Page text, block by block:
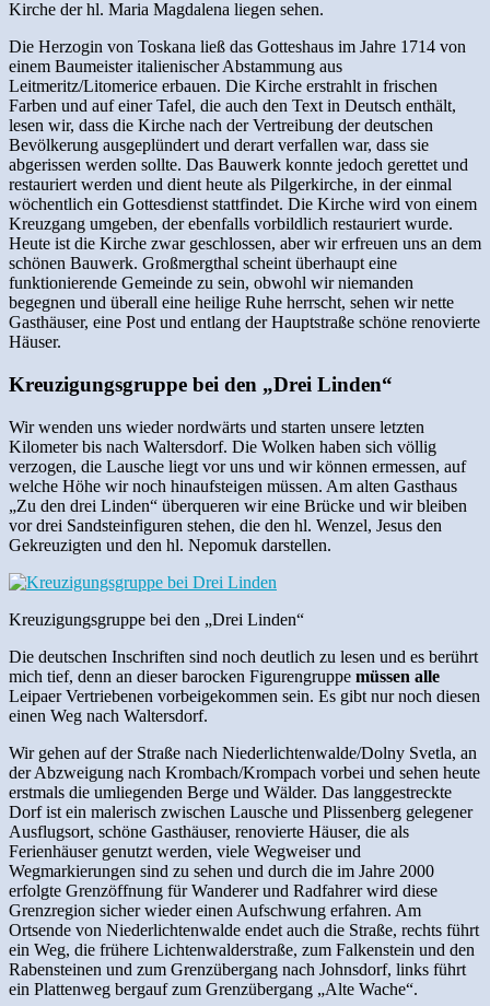
Kirche der hl. Maria Magdalena liegen sehen.
Die Herzogin von Toskana ließ das Gotteshaus im Jahre 1714 von
einem Baumeister italienischer Abstammung aus
Leitmeritz/Litomerice erbauen. Die Kirche erstrahlt in frischen
Farben und auf einer Tafel, die auch den Text in Deutsch enthält,
lesen wir, dass die Kirche nach der Vertreibung der deutschen
Bevölkerung ausgeplündert und derart verfallen war, dass sie
abgerissen werden sollte. Das Bauwerk konnte jedoch gerettet und
restauriert werden und dient heute als Pilgerkirche, in der einmal
wöchentlich ein Gottesdienst stattfindet. Die Kirche wird von einem
Kreuzgang umgeben, der ebenfalls vorbildlich restauriert wurde.
Heute ist die Kirche zwar geschlossen, aber wir erfreuen uns an dem
schönen Bauwerk. Großmergthal scheint überhaupt eine
funktionierende Gemeinde zu sein, obwohl wir niemanden
begegnen und überall eine heilige Ruhe herrscht, sehen wir nette
Gasthäuser, eine Post und entlang der Hauptstraße schöne renovierte
Häuser.
Kreuzigungsgruppe bei den „Drei Linden“
Wir wenden uns wieder nordwärts und starten unsere letzten
Kilometer bis nach Waltersdorf. Die Wolken haben sich völlig
verzogen, die Lausche liegt vor uns und wir können ermessen, auf
welche Höhe wir noch hinaufsteigen müssen. Am alten Gasthaus
„Zu den drei Linden“ überqueren wir eine Brücke und wir bleiben
vor drei Sandsteinfiguren stehen, die den hl. Wenzel, Jesus den
Gekreuzigten und den hl. Nepomuk darstellen.
Kreuzigungsgruppe bei den „Drei Linden“
Die deutschen Inschriften sind noch deutlich zu lesen und es berührt
mich tief, denn an dieser barocken Figurengruppe müssen alle
Leipaer Vertriebenen vorbeigekommen sein. Es gibt nur noch diesen
einen Weg nach Waltersdorf.
Wir gehen auf der Straße nach Niederlichtenwalde/Dolny Svetla, an
der Abzweigung nach Krombach/Krompach vorbei und sehen heute
erstmals die umliegenden Berge und Wälder. Das langgestreckte
Dorf ist ein malerisch zwischen Lausche und Plissenberg gelegener
Ausflugsort, schöne Gasthäuser, renovierte Häuser, die als
Ferienhäuser genutzt werden, viele Wegweiser und
Wegmarkierungen sind zu sehen und durch die im Jahre 2000
erfolgte Grenzöffnung für Wanderer und Radfahrer wird diese
Grenzregion sicher wieder einen Aufschwung erfahren. Am
Ortsende von Niederlichtenwalde endet auch die Straße, rechts führt
ein Weg, die frühere Lichtenwalderstraße, zum Falkenstein und den
Rabensteinen und zum Grenzübergang nach Johnsdorf, links führt
ein Plattenweg bergauf zum Grenzübergang „Alte Wache“.